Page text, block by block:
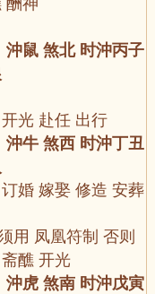
酬神
沖鼠 煞北 时沖丙子
光 赴任 出行
沖牛 煞西 时沖丁丑
婚 嫁娶 修造 安葬
用 凤凰符制 否则
醮 开光
沖虎 煞南 时沖戊寅